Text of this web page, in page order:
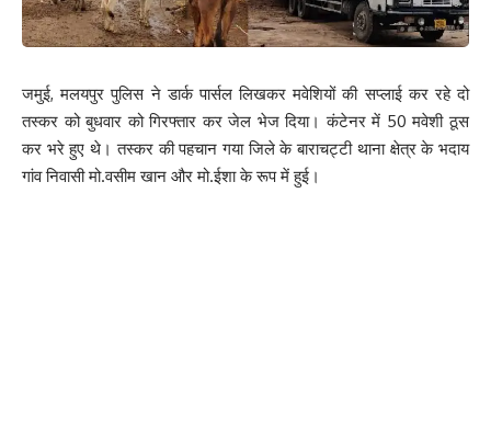
जमुई, मलयपुर पुलिस ने डार्क पार्सल लिखकर मवेशियों की सप्लाई कर रहे दो
तस्कर को बुधवार को गिरफ्तार कर जेल भेज दिया। कंटेनर में 50 मवेशी ठूस
कर भरे हुए थे। तस्कर की पहचान गया जिले के बाराचट्टी थाना क्षेत्र के भदाय
गांव निवासी मो.वसीम खान और मो.ईशा के रूप में हुई।